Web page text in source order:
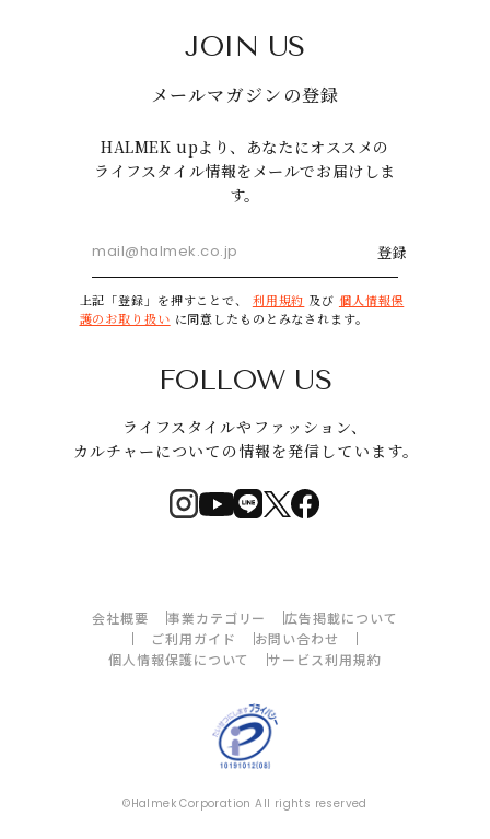
JOIN US
メールマガジンの登録
HALMEK upより、あなたにオススメの
ライフスタイル情報をメールでお届けしま
す。
登録
上記「登録」を押すことで、 利用規約 及び 個人情報保
護のお取り扱い に同意したものとみなされます。
FOLLOW US
ライフスタイルやファッション、
カルチャーについての情報を発信しています。
会社概要 事業カテゴリー
広告掲載について
ご利用ガイド
お問い合わせ
個人情報保護について
サービス利用規約
©Halmek Corporation All rights reserved